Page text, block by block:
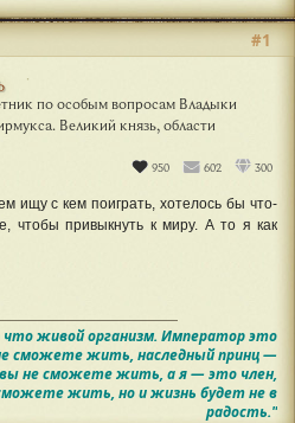
по особым вопросам Владыки
Великий князь, области
950 602 300
#1
ищу с кем поиграть, хотелось бы что-
чтобы привыкнуть к миру. А то я как
что живой организм. Император это
сможете жить, наследный принц —
не сможете жить, а я — это член,
жить, но и жизнь будет не в
радость."